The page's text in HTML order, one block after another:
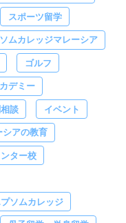
スポーツ留学
ムカレッジマレーシア
ゴルフ
デミー
談 イベント
シアの教育
ター校
ソムカレッジ